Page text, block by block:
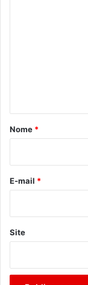
r
*
Nome *
E-mail *
Site